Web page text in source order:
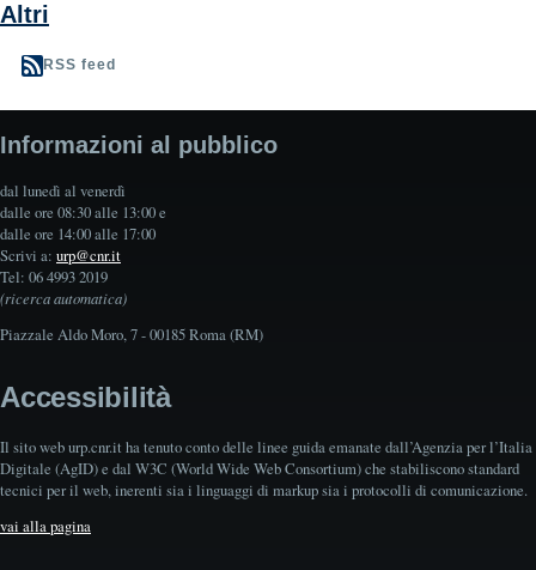
Altri
RSS feed
Informazioni al pubblico
dal lunedì al venerdì
dalle ore 08:30 alle 13:00 e
dalle ore 14:00 alle 17:00
Scrivi a: urp@cnr.it
Tel: 06 4993 2019
(ricerca automatica)
Piazzale Aldo Moro, 7 - 00185 Roma (RM)
Accessibilità
Il sito web urp.cnr.it ha tenuto conto delle linee guida emanate dall’Agenzia per l’Italia
Digitale (AgID) e dal W3C (World Wide Web Consortium) che stabiliscono standard
tecnici per il web, inerenti sia i linguaggi di markup sia i protocolli di comunicazione.
vai alla pagina